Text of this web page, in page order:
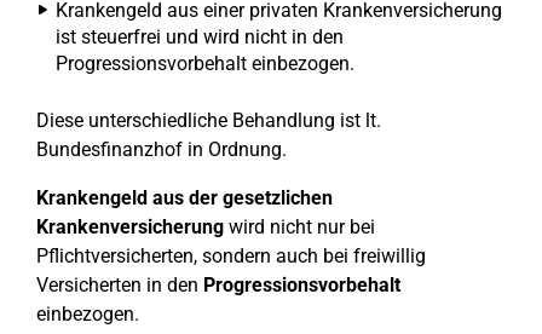
Krankengeld aus einer privaten Krankenversicherung
ist steuerfrei und wird nicht in den
Progressionsvorbehalt einbezogen.
Diese unterschiedliche Behandlung ist lt.
Bundesfinanzhof in Ordnung.
Krankengeld aus der gesetzlichen
Krankenversicherung wird nicht nur bei
Pflichtversicherten, sondern auch bei freiwillig
Versicherten in den Progressionsvorbehalt
einbezogen.